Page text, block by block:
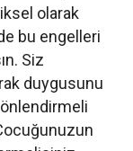
olarak
bu engelleri
Siz
duygusunu